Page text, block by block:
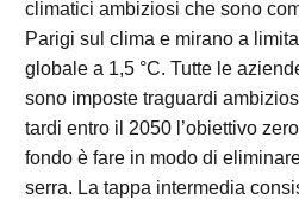
climatici ambiziosi che sono
Parigi sul clima e mirano a
globale a 1,5 °C. Tutte le
sono imposte traguardi
tardi entro il 2050 l’obiettivo
fondo è fare in modo di
serra. La tappa intermedia